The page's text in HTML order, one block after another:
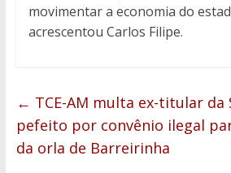
movimentar a economia do
acrescentou Carlos Filipe.
← TCE-AM multa ex-titular da
pefeito por convênio ilegal
da orla de Barreirinha